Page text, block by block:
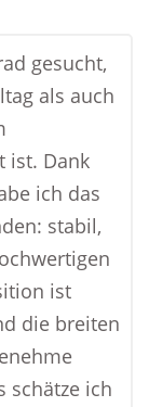
gesucht,
als auch
ist. Dank
ich das
stabil,
ist
die breiten
schätze ich